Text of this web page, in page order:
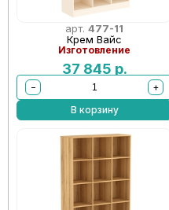
арт. 477-11
Крем Вайс
Изготовление
37 845 р.
−
+
В корзину